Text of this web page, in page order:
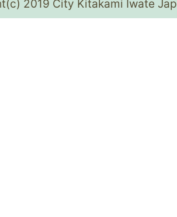
2019 City Kitakami Iwate